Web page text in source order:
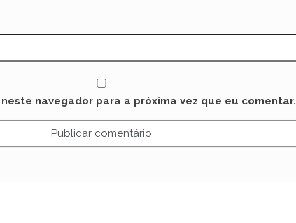
navegador para a próxima vez que eu comentar.